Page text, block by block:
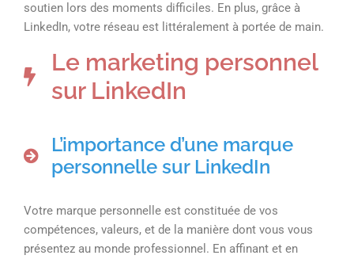
soutien lors des moments difficiles. En plus, grâce à
LinkedIn, votre réseau est littéralement à portée de main.
Le marketing personnel
sur LinkedIn
L’importance d’une marque
personnelle sur LinkedIn
Votre marque personnelle est constituée de vos
compétences, valeurs, et de la manière dont vous vous
présentez au monde professionnel. En affinant et en